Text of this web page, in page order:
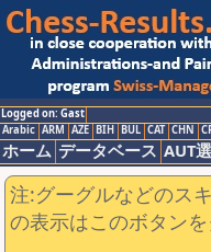
Logged on: Gast
Arabic ARM AZE BIH BUL CAT CHN
ホーム データベース AUT
注:グーグルなどのス
の表示はこのボタン